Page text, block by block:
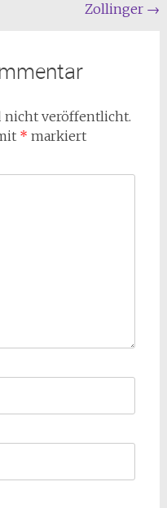
Zollinger →
nicht veröffentlicht.
* markiert